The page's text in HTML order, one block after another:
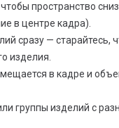
пространство
в центре кадра).
сразу —
изделия.
в кадре и
группы изделий с